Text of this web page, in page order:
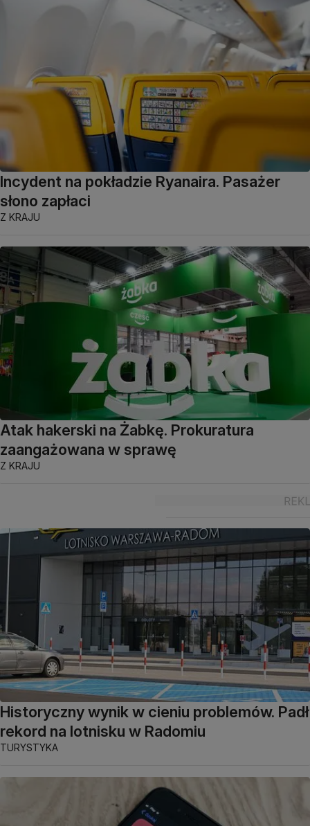
Incydent na pokładzie Ryanaira. Pasażer
słono zapłaci
Z KRAJU
Atak hakerski na Żabkę. Prokuratura
zaangażowana w sprawę
Z KRAJU
Historyczny wynik w cieniu problemów. Padł
rekord na lotnisku w Radomiu
TURYSTYKA